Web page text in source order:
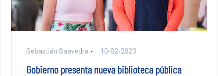
Sebastián Saavedra 10-02-2023
Gobierno presenta nueva biblioteca pública